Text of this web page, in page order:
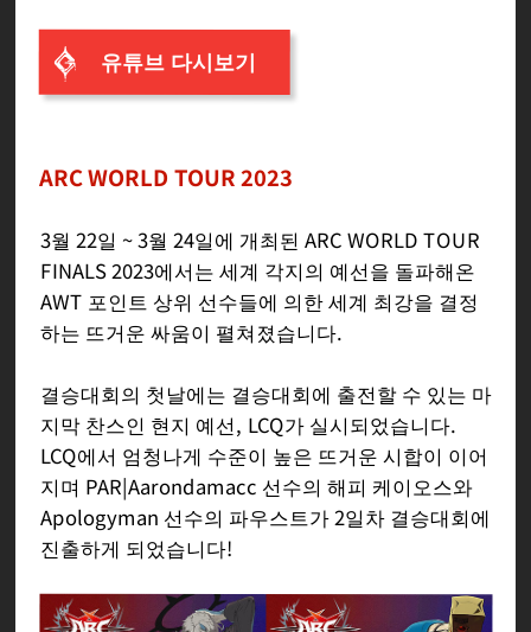
유튜브 다시보기
ARC WORLD TOUR 2023
3월 22일 ~ 3월 24일에 개최된 ARC WORLD TOUR
FINALS 2023에서는 세계 각지의 예선을 돌파해온
AWT 포인트 상위 선수들에 의한 세계 최강을 결정
하는 뜨거운 싸움이 펼쳐졌습니다.
결승대회의 첫날에는 결승대회에 출전할 수 있는 마
지막 찬스인 현지 예선, LCQ가 실시되었습니다.
LCQ에서 엄청나게 수준이 높은 뜨거운 시합이 이어
지며 PAR|Aarondamacc 선수의 해피 케이오스와
Apologyman 선수의 파우스트가 2일차 결승대회에
진출하게 되었습니다!